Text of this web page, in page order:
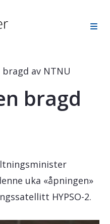
+ (pluss) for å forstørre
av NTNU
bragd
uka «åpningen»
HYPSO-2.